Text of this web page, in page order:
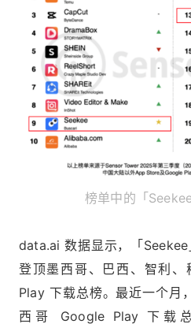
榜单中的「
data.ai 数据显示，「
登顶墨西哥、巴西、智利
Play 下载总榜。最近一个月
西哥 Google Play 下载